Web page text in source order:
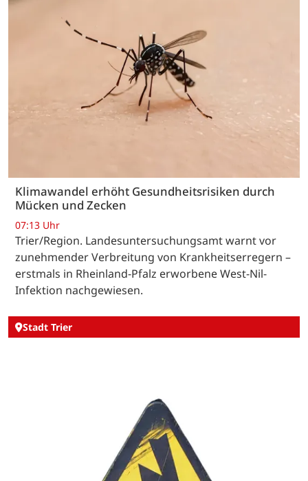
Klimawandel erhöht Gesundheitsrisiken durch
Mücken und Zecken
07:13 Uhr
Trier/Region. Landesuntersuchungsamt warnt vor
zunehmender Verbreitung von Krankheitserregern –
erstmals in Rheinland-Pfalz erworbene West-Nil-
Infektion nachgewiesen.
Stadt Trier